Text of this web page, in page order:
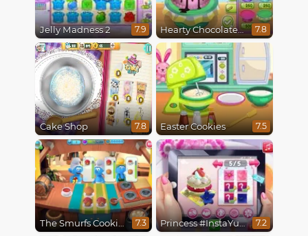
Jelly Madness 2 7.9 Hearty Chocolate Cake 7.8
Cake Shop 7.8 Easter Cookies 7.5
The Smurfs Cooking 7.3 Princess #InstaYuuum Macarons & Flowers 7.2